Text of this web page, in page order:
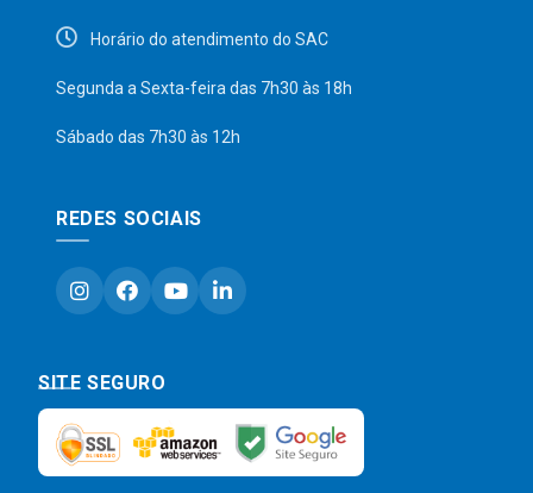
Horário do atendimento do SAC
Segunda a Sexta-feira das 7h30 às 18h
Sábado das 7h30 às 12h
REDES SOCIAIS
SITE SEGURO